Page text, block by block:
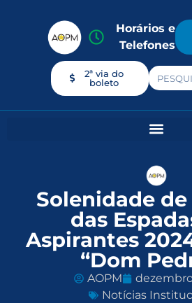
Horários e
Telefones
2ª via do
boleto
Solenidade
das
Aspirantes
“Dom
AOPM
Notícias